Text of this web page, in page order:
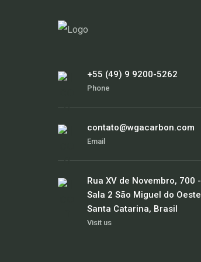
+55 (49) 9 9200-5262
Phone
contato@wgacarbon.com
Email
Rua XV de Novembro, 700 -
Sala 2 São Miguel do Oeste
Santa Catarina, Brasil
Visit us